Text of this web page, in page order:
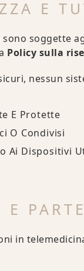
E
soggette
Policy sulla
nessun
E Protette
O Condivisi
Ai Dispositivi
in